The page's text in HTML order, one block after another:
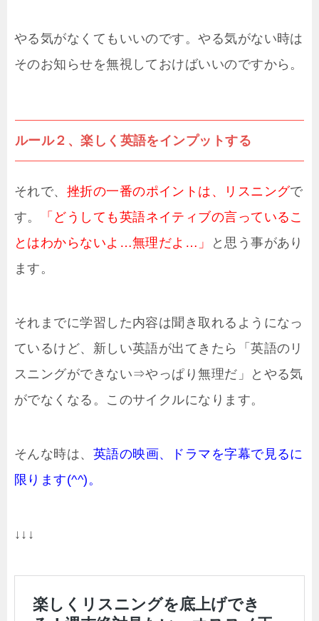
やる気がなくてもいいのです。やる気がない時は
そのお知らせを無視しておけばいいのですから。
ルール２、楽しく英語をインプットする
それで、 挫折の一番のポイントは、リスニングで
す。
「どうしても英語ネイティブの言っているこ
とはわからないよ…無理だよ…」
と思う事があり
ます。
それまでに学習した内容は聞き取れるようになっ
ているけど、新しい英語が出てきたら「英語のリ
スニングができない⇒やっぱり無理だ」とやる気
がでなくなる。このサイクルになります。
そんな時は、 英語の映画、ドラマを字幕で見るに
限ります(^^)。
↓↓↓